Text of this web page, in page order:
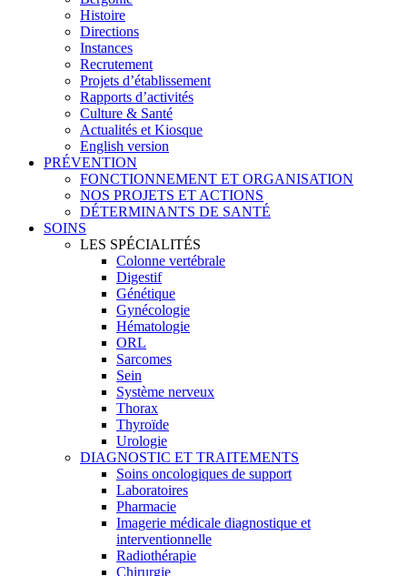
Histoire
Directions
Instances
Recrutement
Projets d’établissement
Rapports d’activités
Culture & Santé
Actualités et Kiosque
English version
PRÉVENTION
FONCTIONNEMENT ET ORGANISATION
NOS PROJETS ET ACTIONS
DÉTERMINANTS DE SANTÉ
SOINS
LES SPÉCIALITÉS
Colonne vertébrale
Digestif
Génétique
Gynécologie
Hématologie
ORL
Sarcomes
Sein
Système nerveux
Thorax
Thyroïde
Urologie
DIAGNOSTIC ET TRAITEMENTS
Soins oncologiques de support
Laboratoires
Pharmacie
Imagerie médicale diagnostique et
interventionnelle
Radiothérapie
Chirurgie